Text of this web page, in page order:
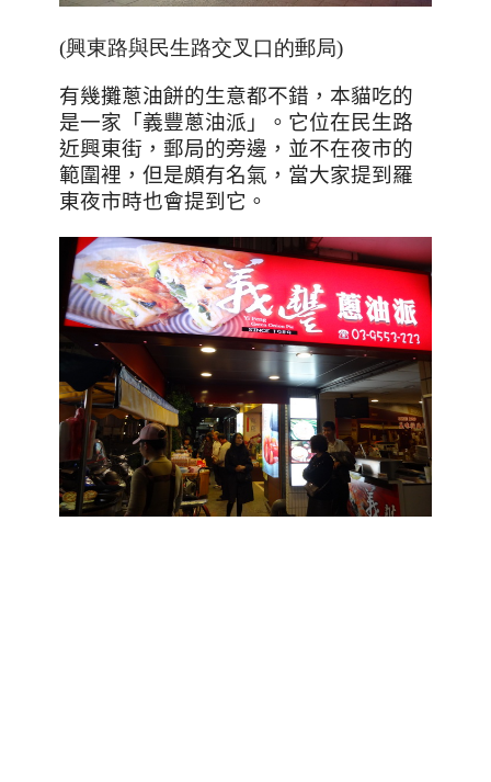
(興東路與民生路交叉口的郵局)
有幾攤蔥油餅的生意都不錯，本貓吃的
是一家「義豐蔥油派」。它位在民生路
近興東街，郵局的旁邊，並不在夜市的
範圍裡，但是頗有名氣，當大家提到羅
東夜市時也會提到它。